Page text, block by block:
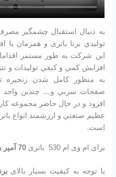
به دنبال استقبال چشمگير
توليدي برنا باتری و همزمان با
اين شرکت به طور مستمر
افزايش كمي و كيفي توليدات و
به منظور كامل شدن زنجيره
صفحات سربي و… چندين واحد
افزود و در حال حاضر مجموعه
عظيم صنعتي و ارزشمند انواع
است.
برای ام وی ام 530 باتری 70 آمپر برنا
با توجه به کیفیت بسیار بالای